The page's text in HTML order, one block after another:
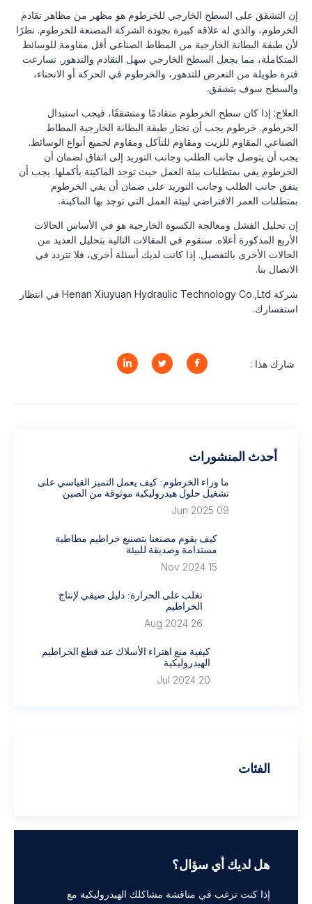
إن التشقق على السطح الخارجي للخرطوم هو مظهر من مظاهر تقادم
الخرطوم، والذي له علاقة كبيرة بجودة الشركة المصنعة للخرطوم. نظرًا
لأن طبقة البطانة الخارجية من المطاط الصناعي أقل مقاومة للوسائط
المتكاملة، مما يجعل السطح الخارجي سهل التقادم والتدهور. تسارعت
فترة طويلة من التعرض للتدهور، والخرطوم في الحركة أو الانحناء،
والسطح سوف يتشقق.
العلاج: إذا كان سطح الخرطوم متقادمًا ومتشققًا، فيجب استبدال
الخرطوم. خرطوم يجب أن تختار طبقة البطانة الخارجية المطاط
الصناعي المقاوم للزيت ومقاوم للتآكل ومقاوم لجميع أنواع الوسائط.
يجب أن يتوصل جانب الطلب وجانب التوريد إلى اتفاق لضمان أن
الخرطوم يفي بمتطلبات بيئة العمل حيث توجد الماكينة بأكملها. يجب أن
يتفق جانب الطلب وجانب التوريد على ضمان أن يفي الخرطوم
بمتطلبات العمر الافتراضي لبيئة العمل التي توجد بها الماكينة.
إن تحليل الفشل ومعالجة الكسوة الخارجية هو في الأساس الحالات
الأربع المذكورة أعلاه. سنقوم في المقالات التالية بتحليل العديد من
الحالات الأخرى بالتفصيل. إذا كانت لديك أسئلة أخرى، فلا تتردد في
الاتصال بنا.
شركة Henan Xiuyuan Hydraulic Technology Co.,Ltd في انتظار
استفسارك.
شارك هذا :
أحدث المنشورات
ما وراء الخرطوم: كيف يعمل التميز القياسي على
تشغيل حلول هيدروليكية موثوقة من الصين
09 Jun 2025
كيف يقوم مصنعنا بتصنيع خراطيم مطاطية
مستدامة وصديقة للبيئة
15 Nov 2024
تغلب على الحرارة: دليل صيفي لإنتاج
الخراطيم
26 Aug 2024
كيفية منع اهتراء الأسلاك عند قطع الخراطيم
الهيدروليكية
20 Jul 2024
الفئات
هل لديك أي سؤال؟
إذا كنت ترغب في مناقشة مشاكلك الهيدروليكية مع